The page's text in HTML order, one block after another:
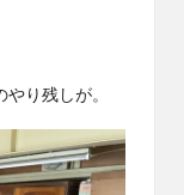
やり残しが。